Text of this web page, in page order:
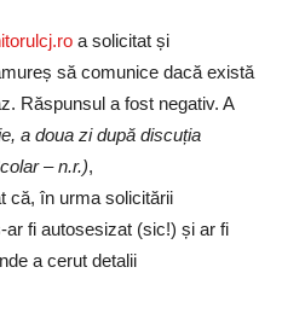
a solicitat și
să comunice dacă există
Răspunsul a fost negativ. A
a doua zi după discuția
– n.r.),
că, în urma solicitării
fi autosesizat (sic!) și ar fi
a cerut detalii